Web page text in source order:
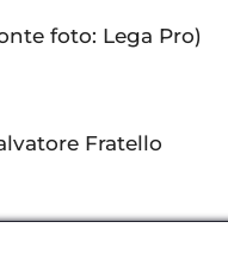
foto: Lega Pro)
Fratello